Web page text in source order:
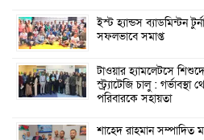
ইস্ট হ্যান্ডস ব্যাডমিন্টন
সফলভাবে সমাপ্ত
টাওয়ার হ্যামলেটসে
স্ট্র্যাটেজি চালু : গর্ভাবস্থা
পরিবারকে সহায়তা
শাহেদ রাহমান সম্পাদিত